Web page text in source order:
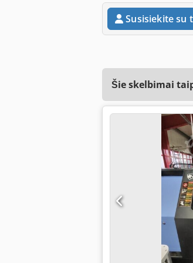
Susisiekite su
Šie skelbimai